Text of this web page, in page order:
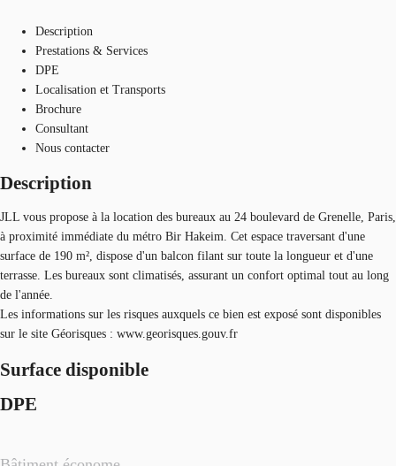
Description
Prestations & Services
DPE
Localisation et Transports
Brochure
Consultant
Nous contacter
Description
JLL vous propose à la location des bureaux au 24 boulevard de Grenelle, Paris,
à proximité immédiate du métro Bir Hakeim. Cet espace traversant d'une
surface de 190 m², dispose d'un balcon filant sur toute la longueur et d'une
terrasse. Les bureaux sont climatisés, assurant un confort optimal tout au long
de l'année.
Les informations sur les risques auxquels ce bien est exposé sont disponibles
sur le site Géorisques : www.georisques.gouv.fr
Surface disponible
DPE